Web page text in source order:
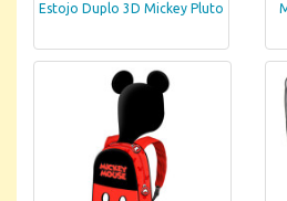
Estojo Duplo 3D Mickey Pluto